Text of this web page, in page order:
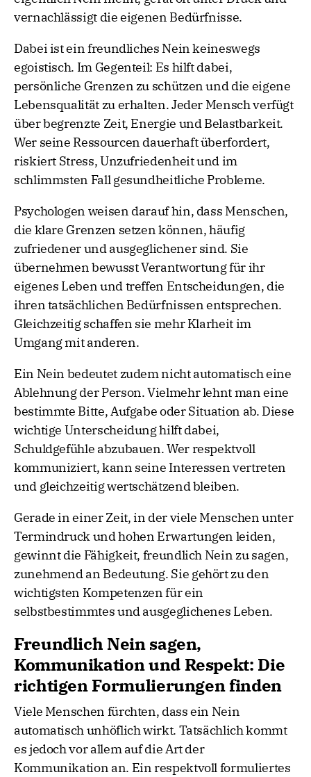
vernachlässigt die eigenen Bedürfnisse.
Dabei ist ein freundliches Nein keineswegs
egoistisch. Im Gegenteil: Es hilft dabei,
persönliche Grenzen zu schützen und die eigene
Lebensqualität zu erhalten. Jeder Mensch verfügt
über begrenzte Zeit, Energie und Belastbarkeit.
Wer seine Ressourcen dauerhaft überfordert,
riskiert Stress, Unzufriedenheit und im
schlimmsten Fall gesundheitliche Probleme.
Psychologen weisen darauf hin, dass Menschen,
die klare Grenzen setzen können, häufig
zufriedener und ausgeglichener sind. Sie
übernehmen bewusst Verantwortung für ihr
eigenes Leben und treffen Entscheidungen, die
ihren tatsächlichen Bedürfnissen entsprechen.
Gleichzeitig schaffen sie mehr Klarheit im
Umgang mit anderen.
Ein Nein bedeutet zudem nicht automatisch eine
Ablehnung der Person. Vielmehr lehnt man eine
bestimmte Bitte, Aufgabe oder Situation ab. Diese
wichtige Unterscheidung hilft dabei,
Schuldgefühle abzubauen. Wer respektvoll
kommuniziert, kann seine Interessen vertreten
und gleichzeitig wertschätzend bleiben.
Gerade in einer Zeit, in der viele Menschen unter
Termindruck und hohen Erwartungen leiden,
gewinnt die Fähigkeit, freundlich Nein zu sagen,
zunehmend an Bedeutung. Sie gehört zu den
wichtigsten Kompetenzen für ein
selbstbestimmtes und ausgeglichenes Leben.
Freundlich Nein sagen,
Kommunikation und Respekt: Die
richtigen Formulierungen finden
Viele Menschen fürchten, dass ein Nein
automatisch unhöflich wirkt. Tatsächlich kommt
es jedoch vor allem auf die Art der
Kommunikation an. Ein respektvoll formuliertes